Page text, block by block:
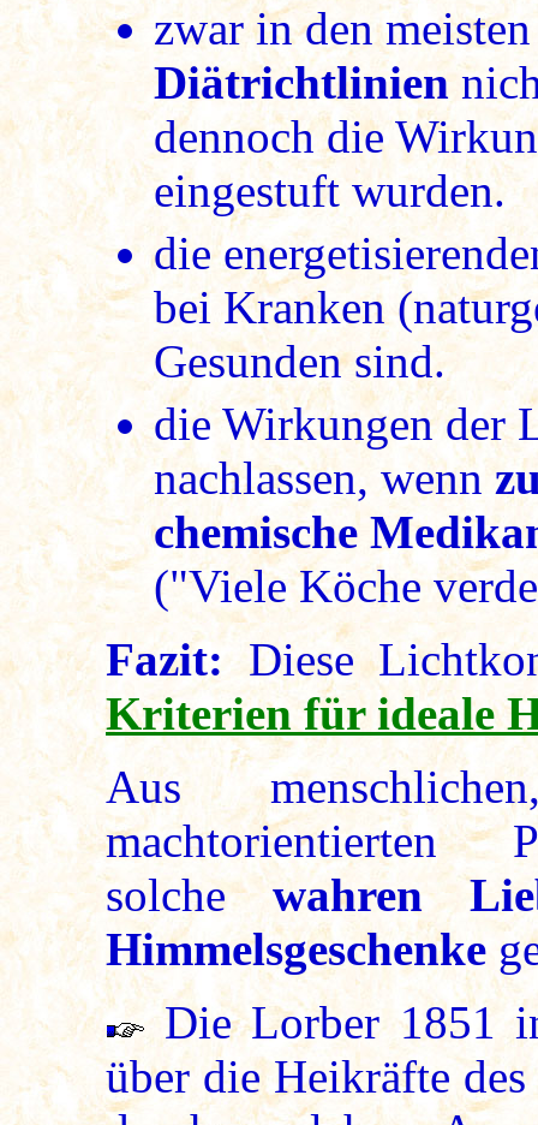
zwar in den
Diätrichtlinien
dennoch die
eingestuft wurden.
die
bei Kranken
Gesunden sind.
die Wirkungen der
nachlassen, wenn
chemische
("Viele Köche
Fazit:Diese
Kriterien für ideale
Aus
machtorientierten
solchewahren
Himmelsgeschenke
Die Lorber 1851
über die Heikräfte